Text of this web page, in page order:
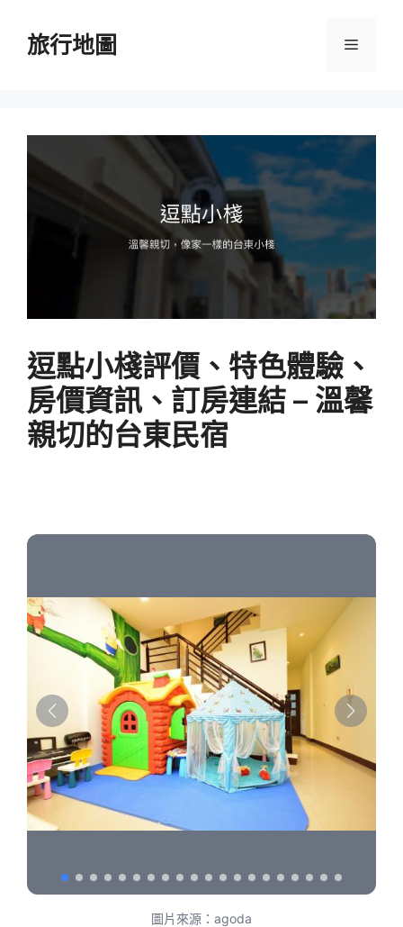
旅行地圖 選
逗點小棧評價、特色體驗、
房價資訊、訂房連結 – 溫馨
親切的台東民宿
圖片來源：agoda